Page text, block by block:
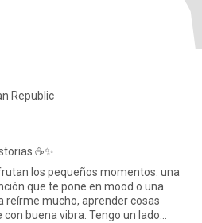
Republic
☕✨
los pequeños momentos: una
que te pone en mood o una
reírme mucho, aprender cosas
buena vibra. Tengo un lado